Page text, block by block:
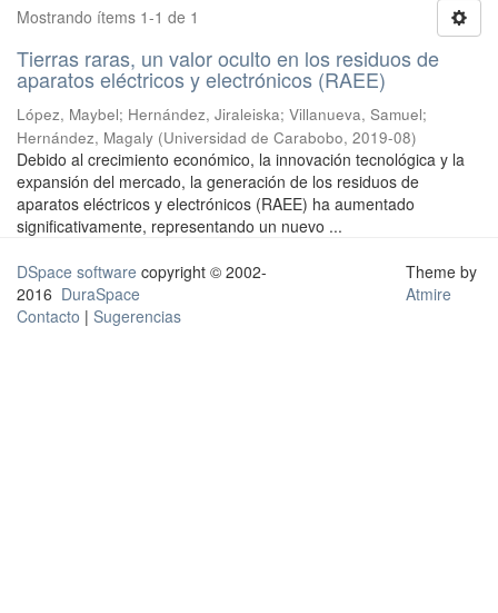
Mostrando ítems 1-1 de 1
Tierras raras, un valor oculto en los residuos de
aparatos eléctricos y electrónicos (RAEE)
López, Maybel; Hernández, Jiraleiska; Villanueva, Samuel;
Hernández, Magaly (Universidad de Carabobo, 2019-08)
Debido al crecimiento económico, la innovación tecnológica y la
expansión del mercado, la generación de los residuos de
aparatos eléctricos y electrónicos (RAEE) ha aumentado
significativamente, representando un nuevo ...
DSpace software copyright © 2002-
2016 DuraSpace
Contacto | Sugerencias
Theme by
Atmire